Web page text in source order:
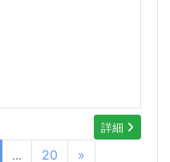
詳細
... 20 »